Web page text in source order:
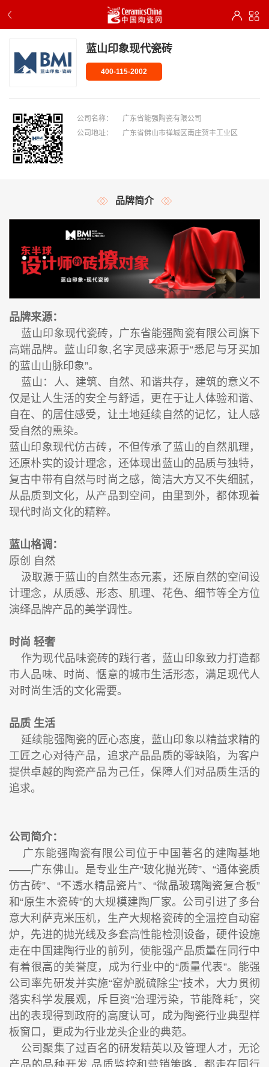
蓝山印象现代瓷砖
400-115-2002
公司名称：
广东省能强陶瓷有限公司
公司地址：
广东省佛山市禅城区南庄贺丰工业区
品牌简介
品牌来源：
蓝山印象现代瓷砖，广东省能强陶瓷有限公司旗下
高端品牌。蓝山印象,名字灵感来源于“悉尼与牙买加
的蓝山山脉印象”。
蓝山：人、建筑、自然、和谐共存，建筑的意义不
仅是让人生活的安全与舒适，更在于让人体验和谐、
自在、的居住感受，让土地延续自然的记忆，让人感
受自然的熏染。
蓝山印象现代仿古砖，不但传承了蓝山的自然肌理，
还原朴实的设计理念，还体现出蓝山的品质与独特，
复古中带有自然与时尚之感，简洁大方又不失细腻，
从品质到文化，从产品到空间，由里到外，都体现着
现代时尚文化的精粹。
蓝山格调：
原创 自然
汲取源于蓝山的自然生态元素，还原自然的空间设
计理念，从质感、形态、肌理、花色、细节等全方位
演绎品牌产品的美学调性。
时尚 轻奢
作为现代品味瓷砖的践行者，蓝山印象致力打造都
市人品味、时尚、惬意的城市生活形态，满足现代人
对时尚生活的文化需要。
品质 生活
延续能强陶瓷的匠心态度，蓝山印象以精益求精的
工匠之心对待产品，追求产品品质的零缺陷，为客户
提供卓越的陶瓷产品为己任，保障人们对品质生活的
追求。
公司简介：
广东能强陶瓷有限公司位于中国著名的建陶基地
——广东佛山。是专业生产“玻化抛光砖”、“通体瓷质
仿古砖”、“不透水精品瓷片”、“微晶玻璃陶瓷复合板”
和“原生木瓷砖”的大规模建陶厂家。公司引进了多台
意大利萨克米压机，生产大规格瓷砖的全温控自动窑
炉，先进的抛光线及多套高性能检测设备，硬件设施
走在中国建陶行业的前列，使能强产品质量在同行中
有着很高的美誉度，成为行业中的“质量代表”。能强
公司率先研发并实施“窑炉脱硫除尘”技术，大力贯彻
落实科学发展观，斥巨资“治理污染，节能降耗”，突
出的表现得到政府的高度认可，成为陶瓷行业典型样
板窗口，更成为行业龙头企业的典范。
公司聚集了过百名的研发精英以及管理人才，无论
产品的品种开发,品质监控和营销策略，都走在同行